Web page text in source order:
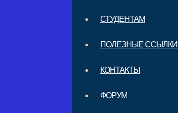
СТУДЕНТАМ
ПОЛЕЗНЫЕ ССЫЛКИ
КОНТАКТЫ
ФОРУМ